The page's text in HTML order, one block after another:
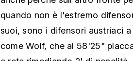
quando non è l'estremo
suoi, sono i difensori austriaci
come Wolf, che al 58'25"